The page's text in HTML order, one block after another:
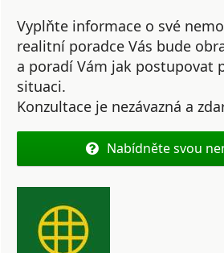
Vyplňte informace o své
realitní poradce Vás bude
a poradí Vám jak postupovat
situaci.
Konzultace je nezávazná a
Nabídněte svou